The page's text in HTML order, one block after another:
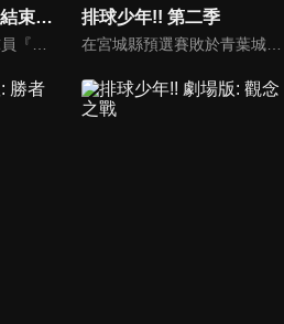
排球少年!! 劇場版 : 結束與開始 排球少年!! 第二季
在宮城縣預選賽敗於青葉城西後，烏野高中排球部為了春季高中排球賽而努力，為了磨練實力，他們參加了由梟谷學園組織，包括音駒高中在內的數所關東高校組成的練習賽團體。透過這次合宿，烏野高中排球部的所有人都得已“進化”，於春季高中排球賽上大放異彩。